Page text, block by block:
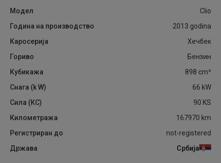
Модел
Clio
Година на производство
2013 godina
Каросерија
Хечбек
Гориво
Бензин
Кубикажа
898 cm³
Снага (k W)
66 kW
Сила (КС)
90 KS
Километража
167970 km
Регистриран до
not-registered
Држава
Србија